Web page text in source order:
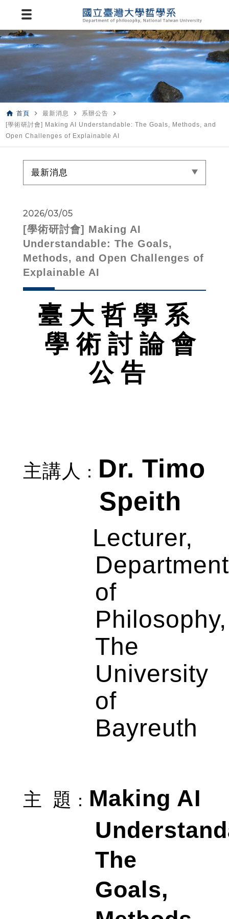
home 首頁 navigate_next 最新消息 navigate_next 系辦公告 navigate_next
[學術研討會] Making AI Understandable: The Goals, Methods, and
Open Challenges of Explainable AI
最新消息
2026/03/05
[學術研討會] Making AI
Understandable: The Goals,
Methods, and Open Challenges of
Explainable AI
臺 大 哲 學 系
學 術 討 論 會
公 告
主講人 ： Dr. Timo
Speith
Lecturer,
Department
of
Philosophy,
The
University
of
Bayreuth
主 題 ： Making AI
The
Goals,